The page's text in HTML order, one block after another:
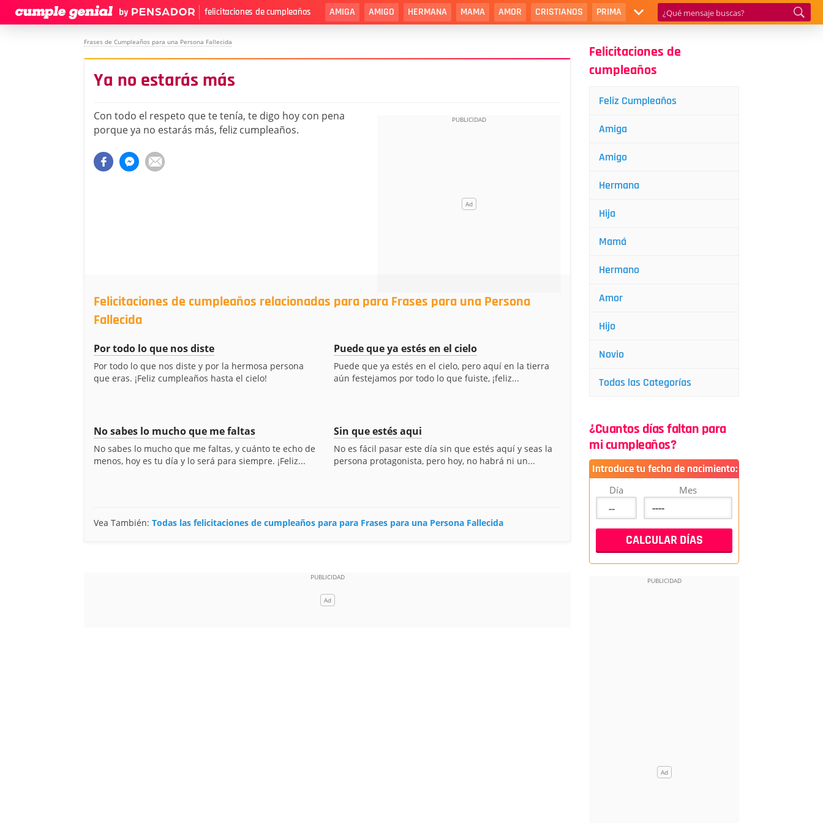
felicitaciones de cumpleaños AMIGA AMIGO HERMANA MAMA AMOR CRISTIANOS PRIMA
Frases de Cumpleaños para una Persona Fallecida
Ya no estarás más
Con todo el respeto que te tenía, te digo hoy con pena
porque ya no estarás más, feliz cumpleaños.
Felicitaciones de cumpleaños relacionadas para para Frases para una Persona
Fallecida
Por todo lo que nos diste
Por todo lo que nos diste y por la hermosa persona
que eras. ¡Feliz cumpleaños hasta el cielo!
Puede que ya estés en el cielo
Puede que ya estés en el cielo, pero aquí en la tierra
aún festejamos por todo lo que fuiste, ¡feliz...
No sabes lo mucho que me faltas
No sabes lo mucho que me faltas, y cuánto te echo de
menos, hoy es tu día y lo será para siempre. ¡Feliz...
Sin que estés aqui
No es fácil pasar este día sin que estés aquí y seas la
persona protagonista, pero hoy, no habrá ni un...
Vea También: Todas las felicitaciones de cumpleaños para para Frases para una Persona Fallecida
Felicitaciones de
cumpleaños
Feliz Cumpleaños
Amiga
Amigo
Hermana
Hija
Mamá
Hermano
Amor
Hijo
Novio
Todas las Categorías
¿Cuantos días faltan para
mi cumpleaños?
Introduce tu fecha de nacimiento:
Día Mes